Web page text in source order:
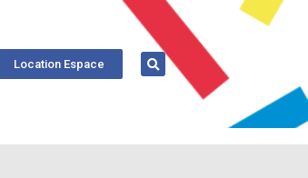
Location Espace